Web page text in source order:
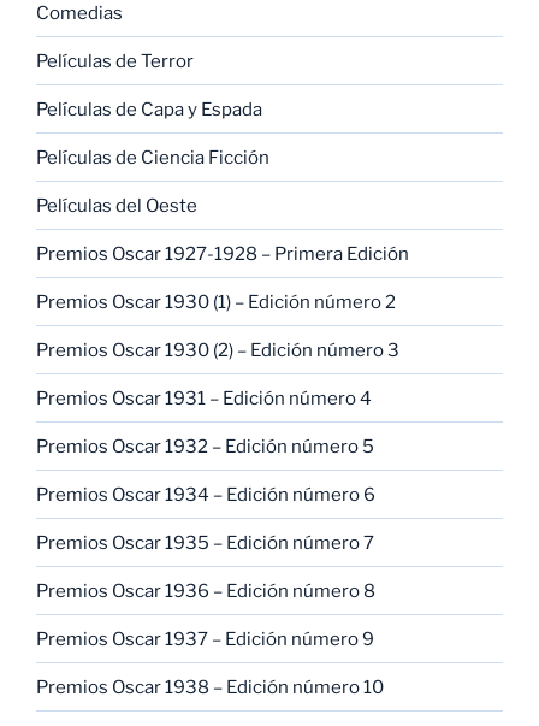
Comedias
Películas de Terror
Películas de Capa y Espada
Películas de Ciencia Ficción
Películas del Oeste
Premios Oscar 1927-1928 – Primera Edición
Premios Oscar 1930 (1) – Edición número 2
Premios Oscar 1930 (2) – Edición número 3
Premios Oscar 1931 – Edición número 4
Premios Oscar 1932 – Edición número 5
Premios Oscar 1934 – Edición número 6
Premios Oscar 1935 – Edición número 7
Premios Oscar 1936 – Edición número 8
Premios Oscar 1937 – Edición número 9
Premios Oscar 1938 – Edición número 10